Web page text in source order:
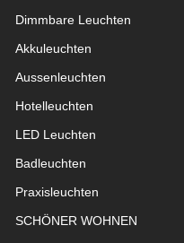
Dimmbare Leuchten
Akkuleuchten
Aussen­leuchten
Hotelleuchten
LED Leuchten
Badleuchten
Praxisleuchten
SCHÖNER WOHNEN